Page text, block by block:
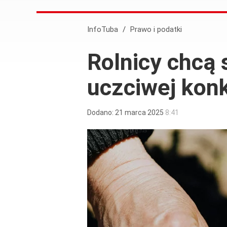
InfoTuba / Prawo i podatki
Rolnicy chcą
uczciwej
Dodano: 21 marca 2025 8:41